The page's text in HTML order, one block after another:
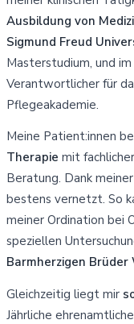
Ausbildung von
Sigmund Freud
Masterstudium, und
Verantwortlicher für
Pflegeakademie.
Meine Patient:innen
Therapie mit
Beratung. Dank
bestens vernetzt. So
meiner Ordination bei
speziellen
Barmherzigen Brüder
Gleichzeitig liegt mir
Jährliche